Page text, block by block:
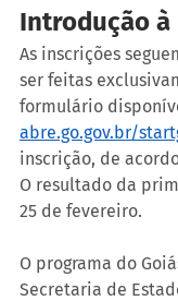
Introdução à
As inscrições
ser feitas
formulário
abre.go.gov.br/
inscrição, de
O resultado da
25 de fevereiro.
O programa do
Secretaria de